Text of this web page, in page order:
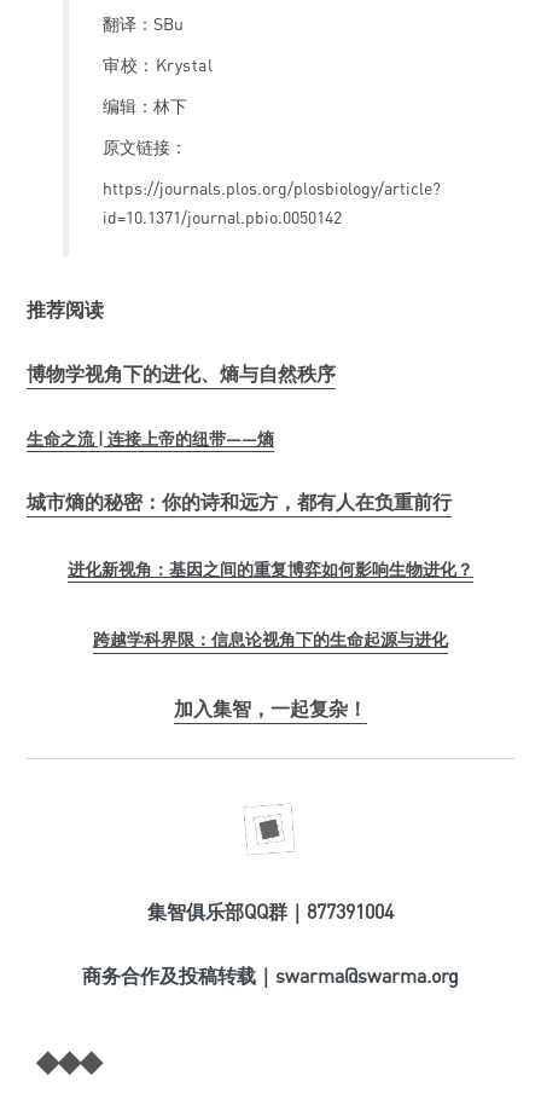
翻译：SBu
审校：Krystal
编辑：林下
原文链接：
https://journals.plos.org/plosbiology/article?
id=10.1371/journal.pbio.0050142
推荐阅读
博物学视角下的进化、熵与自然秩序
生命之流 | 连接上帝的纽带——熵
城市熵的秘密：你的诗和远方，都有人在负重前行
进化新视角：基因之间的重复博弈如何影响生物进化？
跨越学科界限： 信息论视角下的生命起源与进化
加入集智，一起复杂！
集智俱乐部QQ群｜877391004
商务合作及投稿转载｜swarma@swarma.org
◆◆◆